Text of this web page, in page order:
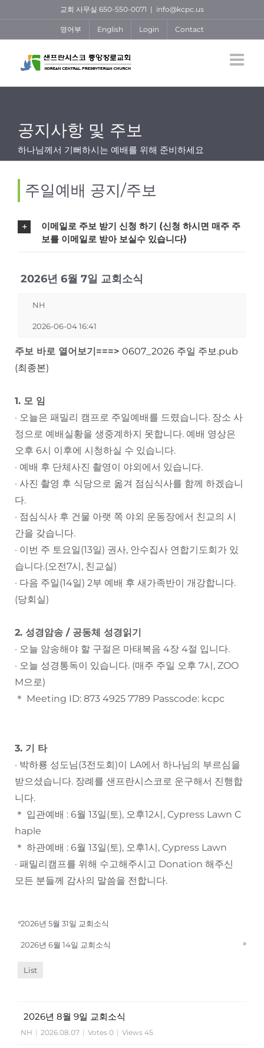
content
교회 사무실 650-550-0071 | info@kcpc.us
영어부 English Login Contact
공지사항 및 주보
하나님께서 기뻐하시는 예배를 위해 준비하세요
주일예배 공지/주보
이메일로 주보 받기 신청 하기 (신청 하시면 매주 주
보를 이메일로 받아 보실수 있습니다)
2026년 6월 7일 교회소식
NH
2026-06-04 16:41
주보 바로 열어보기===> 0607_2026 주일 주보.pub
(최종본)
1. 모 임
· 오늘은 패밀리 캠프로 주일예배를 드렸습니다. 장소 사
정으로 예배실황을 생중계하지 못합니다. 예배 영상은
오후 6시 이후에 시청하실 수 있습니다.
· 예배 후 단체사진 촬영이 야외에서 있습니다.
· 사진 촬영 후 식당으로 옮겨 점심식사를 함께 하겠습니
다.
· 점심식사 후 건물 아랫 쪽 야외 운동장에서 친교의 시
간을 갖습니다.
· 이번 주 토요일(13일) 권사, 안수집사 연합기도회가 있
습니다.(오전7시, 친교실)
· 다음 주일(14일) 2부 예배 후 새가족반이 개강합니다.
(당회실)
2. 성경암송 / 공동체 성경읽기
· 오늘 암송해야 할 구절은 마태복음 4장 4절 입니다.
· 오늘 성경통독이 있습니다. (매주 주일 오후 7시, ZOO
M으로)
＊ Meeting ID: 873 4925 7789 Passcode: kcpc
3. 기 타
· 박하룡 성도님(3전도회)이 LA에서 하나님의 부르심을
받으셨습니다. 장례를 샌프란시스코로 운구해서 진행합
니다.
＊ 입관예배 : 6월 13일(토), 오후12시, Cypress Lawn C
haple
＊ 하관예배 : 6월 13일(토), 오후1시, Cypress Lawn
· 패밀리캠프를 위해 수고해주시고 Donation 해주신
모든 분들께 감사의 말씀을 전합니다.
«2026년 5월 31일 교회소식
2026년 6월 14일 교회소식 »
List
2026년 8월 9일 교회소식
NH | 2026.08.07 | Votes 0 | Views 45